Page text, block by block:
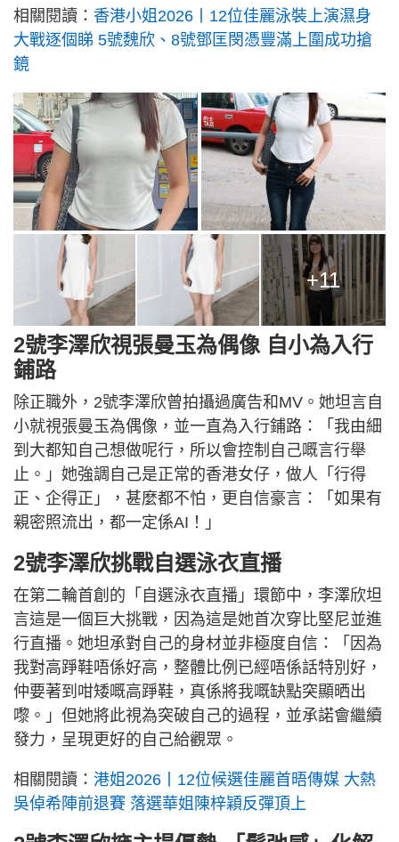
相關閱讀： 香港小姐2026丨12位佳麗泳裝上演濕身
大戰逐個睇 5號魏欣、8號鄧匡閔憑豐滿上圍成功搶
鏡
+11
2號李澤欣視張曼玉為偶像 自小為入行
鋪路
除正職外，2號李澤欣曾拍攝過廣告和MV。她坦言自
小就視張曼玉為偶像，並一直為入行鋪路：「我由細
到大都知自己想做呢行，所以會控制自己嘅言行舉
止。」她強調自己是正常的香港女仔，做人「行得
正、企得正」，甚麼都不怕，更自信豪言：「如果有
親密照流出，都一定係AI！」
2號李澤欣挑戰自選泳衣直播
在第二輪首創的「自選泳衣直播」環節中，李澤欣坦
言這是一個巨大挑戰，因為這是她首次穿比堅尼並進
行直播。她坦承對自己的身材並非極度自信：「因為
我對高踭鞋唔係好高，整體比例已經唔係話特別好，
仲要著到咁矮嘅高踭鞋，真係將我嘅缺點突顯晒出
嚟。」但她將此視為突破自己的過程，並承諾會繼續
發力，呈現更好的自己給觀眾。
相關閱讀： 港姐2026丨12位候選佳麗首晤傳媒 大熱
吳倬希陣前退賽 落選華姐陳梓穎反彈頂上